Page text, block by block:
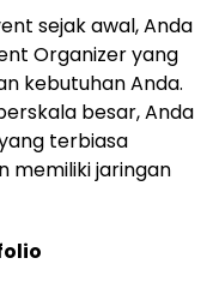
sejak awal, Anda
Organizer yang
kebutuhan Anda.
besar, Anda
terbiasa
memiliki jaringan